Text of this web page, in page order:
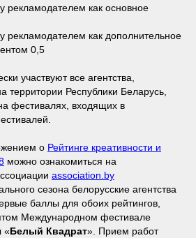
рекламодателем как основное
рекламодателем как дополнительное
0,5
участвуют все агентства,
территории Республики Беларусь,
фестивалях, входящих в
о Рейтинге креативности и
можно ознакомиться на
association.by
сезона белорусские агентства
баллы для обоих рейтингов,
Международном фестивале
«Белый Квадрат». Прием работ